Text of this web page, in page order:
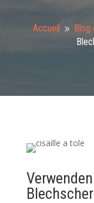
Accueil 9 Blog